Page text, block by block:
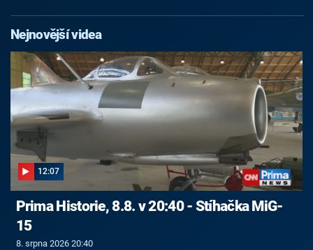
Nejnovější videa
12:07
Prima Historie, 8.8. v 20:40 - Stíhačka MiG-
15
8. srpna 2026 20:40